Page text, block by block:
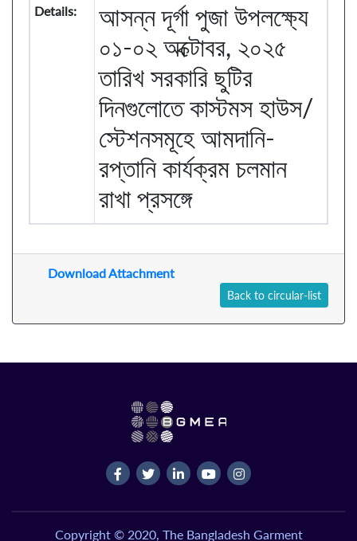
Details:
আসন্ন দূর্গা পুজা উপলক্ষ্যে
০১-০২ অক্টোবর, ২০২৫
তারিখ সরকারি ছুটির
দিনগুলোতে কাস্টমস হাউস/
স্টেশনসমূহে আমদানি-
রপ্তানি কার্যক্রম চলমান
রাখা প্রসঙ্গে
Download Attachment
Back to circular-list
Copyright © 2020, The Bangladesh Garment